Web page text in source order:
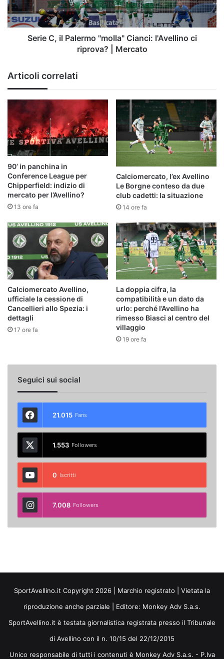
l'Avellino
ci
riprova?
Serie C, il Palermo "molla" Cianci: l'Avellino ci
riprova? | Mercato
Articoli correlati
90’ in panchina in
Conference League per
Chipperfield: indizio di
mercato per l’Avellino?
13 ore fa
Calciomercato, l’ex Avellino
Le Borgne conteso da due
club cadetti: la situazione
14 ore fa
Calciomercato Avellino,
ufficiale la cessione di
Cancellieri allo Spezia: i
dettagli
17 ore fa
La doppia cifra, la
compatibilità e un dato da
urlo: perché l’Avellino ha
rimesso Biasci al centro del
villaggio
19 ore fa
Seguici sui social
21.015 Fans
1.553 Followers
0 Iscritti
7.008 Followers
SportAvellino.it Copyright 2026 | Marchio registrato | Vietata la
riproduzione anche parziale | Editore: Monkey Adv S.a.s.
SportAvellino.it è testata giornalistica registrata presso il Tribunale
di Avellino con il n. 10/15 del 22/12/2015
Unico responsabile di tutti i contenuti è Monkey Adv S.a.s. - P.Iva